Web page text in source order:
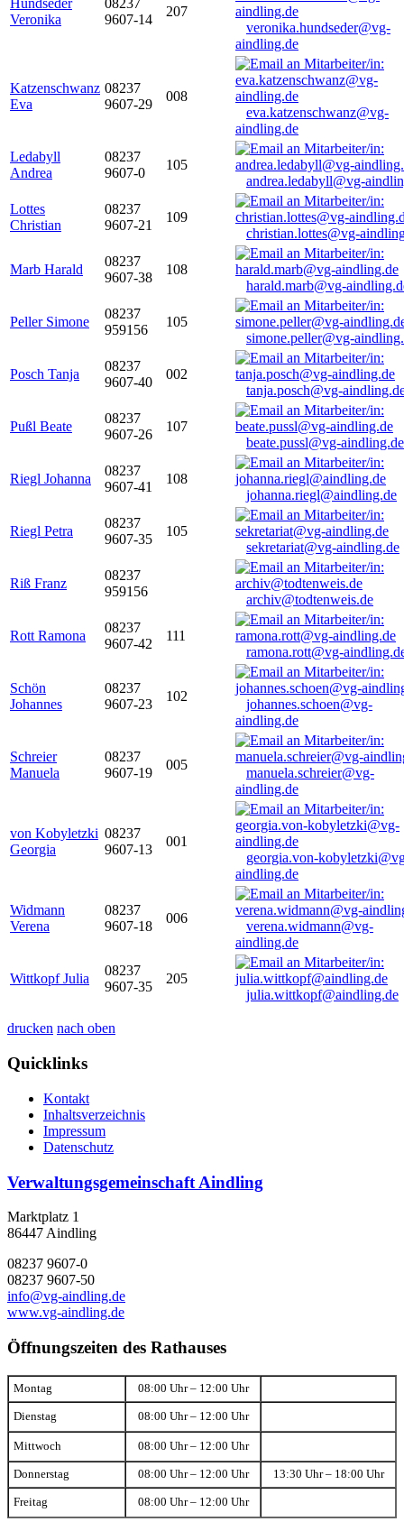
Hundseder
Veronika
08237
9607-14
207
veronika.hundseder@vg-
aindling.de
Katzenschwanz
Eva
08237
9607-29
008
eva.katzenschwanz@vg-
aindling.de
Ledabyll
Andrea
08237
9607-0
105
andrea.ledabyll@vg-
Lottes
Christian
08237
9607-21
109
christian.lottes@vg-
Marb Harald
08237
9607-38
108
harald.marb@vg-
Peller Simone
08237
959156
105
simone.peller@vg-
Posch Tanja
08237
9607-40
002
tanja.posch@vg-
Pußl Beate
08237
9607-26
107
beate.pussl@vg-aindling.de
Riegl Johanna
08237
9607-41
108
johanna.riegl@aindling.de
Riegl Petra
08237
9607-35
105
sekretariat@vg-aindling.de
Riß Franz
08237
959156
archiv@todtenweis.de
Rott Ramona
08237
9607-42
111
ramona.rott@vg-
Schön
Johannes
08237
9607-23
102
johannes.schoen@vg-
aindling.de
Schreier
Manuela
08237
9607-19
005
manuela.schreier@vg-
aindling.de
von Kobyletzki
Georgia
08237
9607-13
001
georgia.von-
aindling.de
Widmann
Verena
08237
9607-18
006
verena.widmann@vg-
aindling.de
Wittkopf Julia
08237
9607-35
205
julia.wittkopf@aindling.de
drucken nach oben
Quicklinks
Kontakt
Inhaltsverzeichnis
Impressum
Datenschutz
Verwaltungsgemeinschaft Aindling
Marktplatz 1
86447 Aindling
08237 9607-0
08237 9607-50
info@vg-aindling.de
www.vg-aindling.de
Öffnungszeiten des Rathauses
Montag 08:00 Uhr – 12:00 Uhr
Dienstag 08:00 Uhr – 12:00 Uhr
Mittwoch 08:00 Uhr – 12:00 Uhr
Donnerstag 08:00 Uhr – 12:00 Uhr 13:30 Uhr – 18:00 Uhr
Freitag 08:00 Uhr – 12:00 Uhr